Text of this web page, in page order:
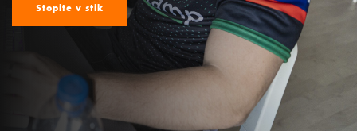
Stopite v stik